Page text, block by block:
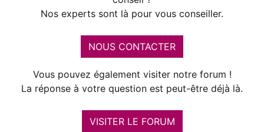
Nos experts sont là pour vous conseiller.
NOUS CONTACTER
Vous pouvez également visiter notre forum !
La réponse à votre question est peut-être déjà là.
VISITER LE FORUM